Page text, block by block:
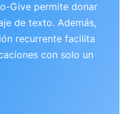
Give permite donar
de texto. Además,
recurrente facilita
con solo un